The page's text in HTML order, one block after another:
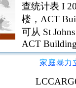
查统计表 I
楼，ACT
可从 St
ACT